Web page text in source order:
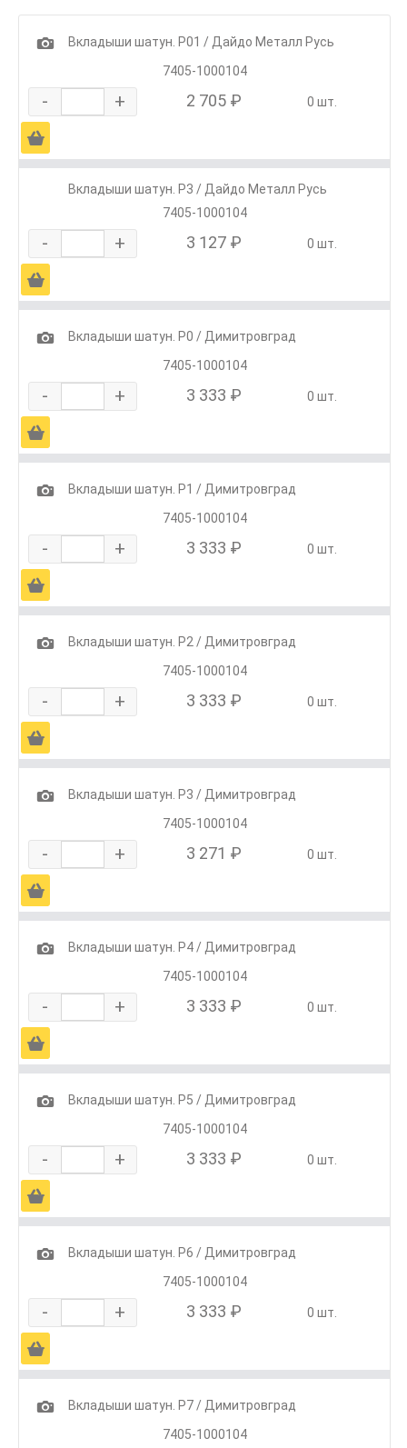
1
Вкладыши шатун. Р01 / Дайдо Металл Русь
7405-1000104
- + 2 705 ₽ 0 шт.
Ä
Вкладыши шатун. Р3 / Дайдо Металл Русь
7405-1000104
- + 3 127 ₽ 0 шт.
Ä
1
Вкладыши шатун. Р0 / Димитровград
7405-1000104
- + 3 333 ₽ 0 шт.
Ä
1
Вкладыши шатун. Р1 / Димитровград
7405-1000104
- + 3 333 ₽ 0 шт.
Ä
1
Вкладыши шатун. Р2 / Димитровград
7405-1000104
- + 3 333 ₽ 0 шт.
Ä
1
Вкладыши шатун. Р3 / Димитровград
7405-1000104
- + 3 271 ₽ 0 шт.
Ä
1
Вкладыши шатун. Р4 / Димитровград
7405-1000104
- + 3 333 ₽ 0 шт.
Ä
1
Вкладыши шатун. Р5 / Димитровград
7405-1000104
- + 3 333 ₽ 0 шт.
Ä
1
Вкладыши шатун. Р6 / Димитровград
7405-1000104
- + 3 333 ₽ 0 шт.
Ä
1
Вкладыши шатун. Р7 / Димитровград
7405-1000104